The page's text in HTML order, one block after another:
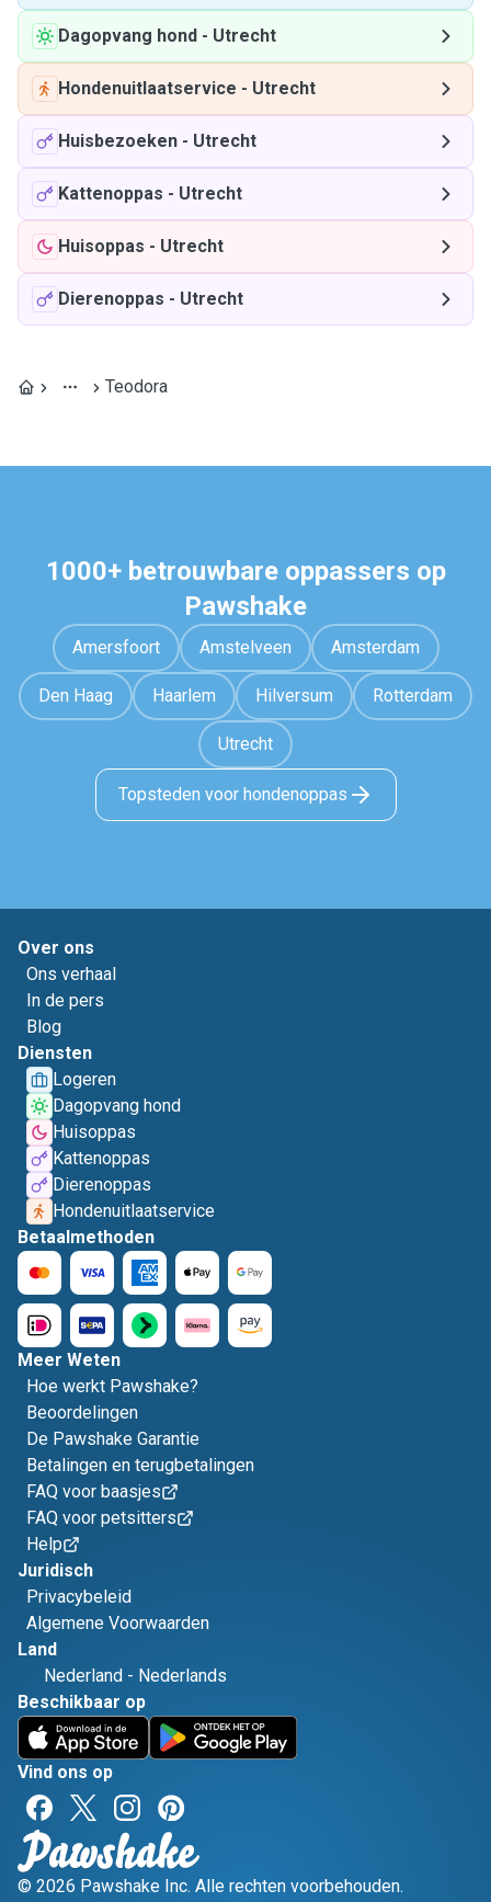
Dagopvang hond - Utrecht
Hondenuitlaatservice - Utrecht
Huisbezoeken - Utrecht
Kattenoppas - Utrecht
Huisoppas - Utrecht
Dierenoppas - Utrecht
Teodora
1000+ betrouwbare oppassers op
Pawshake
Amersfoort Amstelveen Amsterdam
Den Haag Haarlem Hilversum Rotterdam
Utrecht
Topsteden voor hondenoppas
Over ons
Ons verhaal
In de pers
Blog
Diensten
Logeren
Dagopvang hond
Huisoppas
Kattenoppas
Dierenoppas
Hondenuitlaatservice
Betaalmethoden
Meer Weten
Hoe werkt Pawshake?
Beoordelingen
De Pawshake Garantie
Betalingen en terugbetalingen
FAQ voor baasjes
FAQ voor petsitters
Help
Juridisch
Privacybeleid
Algemene Voorwaarden
Land
Nederland - Nederlands
Beschikbaar op
Vind ons op
© 2026 Pawshake Inc. Alle rechten voorbehouden.